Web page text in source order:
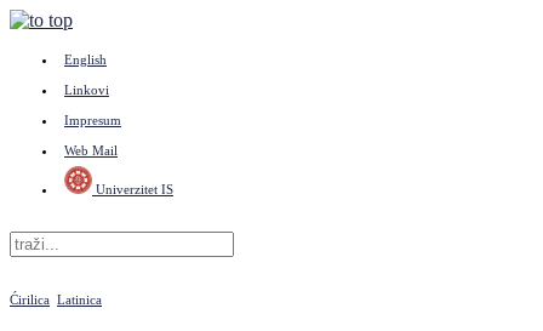
English
Linkovi
Impresum
Web Mail
Univerzitet IS
Ćirilica Latinica